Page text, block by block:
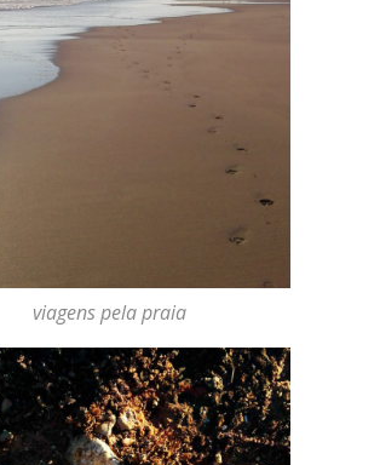
viagens pela praia